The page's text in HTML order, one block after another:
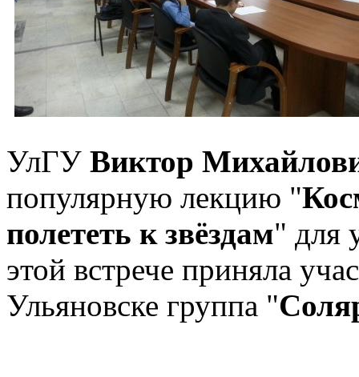
УлГУ Виктор
популярную лекцию "
полететь к звёздам" для
этой встрече приняла
Ульяновске группа "